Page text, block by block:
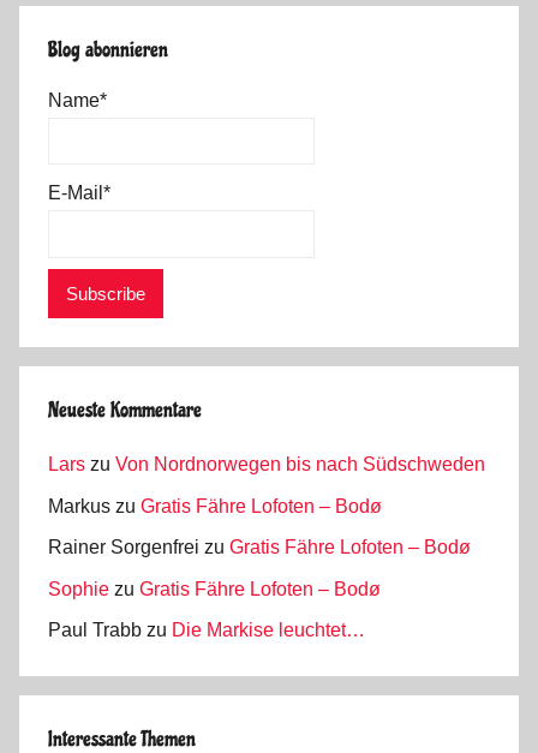
Blog abonnieren
Name*
E-Mail*
Neueste Kommentare
Lars zu Von Nordnorwegen bis nach Südschweden
Markus zu Gratis Fähre Lofoten – Bodø
Rainer Sorgenfrei zu Gratis Fähre Lofoten – Bodø
Sophie zu Gratis Fähre Lofoten – Bodø
Paul Trabb zu Die Markise leuchtet…
Interessante Themen